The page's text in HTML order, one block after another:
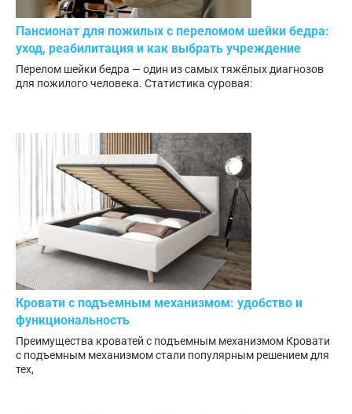
Пансионат для пожилых с переломом шейки бедра:
уход, реабилитация и как выбрать учреждение
Перелом шейки бедра — один из самых тяжёлых диагнозов
для пожилого человека. Статистика суровая:
Кровати с подъемным механизмом: удобство и
функциональность
Преимущества кроватей с подъемным механизмом Кровати
с подъемным механизмом стали популярным решением для
тех,